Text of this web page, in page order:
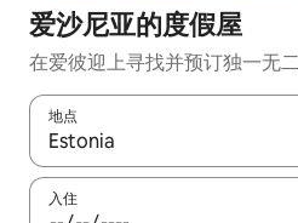
爱沙尼亚的度假屋
在爱彼迎上寻找并预订独一无
地点
如有搜索结果，请使用上下方向
入住